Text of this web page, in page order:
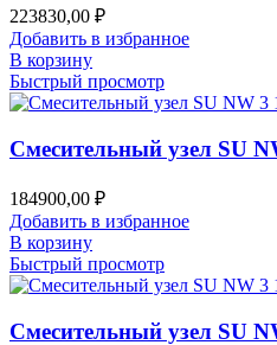
223830,00 ₽
Добавить в избранное
В корзину
Быстрый просмотр
Смесительный узел SU
184900,00 ₽
Добавить в избранное
В корзину
Быстрый просмотр
Смесительный узел SU